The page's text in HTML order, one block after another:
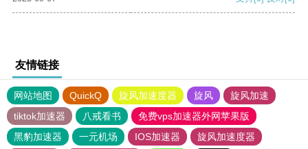
友情链接
网站地图 QuickQ 旋风加速度器 旋风
旋风加速
tiktok加速器
八戒看书
免费vps加速器外网苹果版
黑豹加速器
一元机场 IOS加速器 旋风加速度器